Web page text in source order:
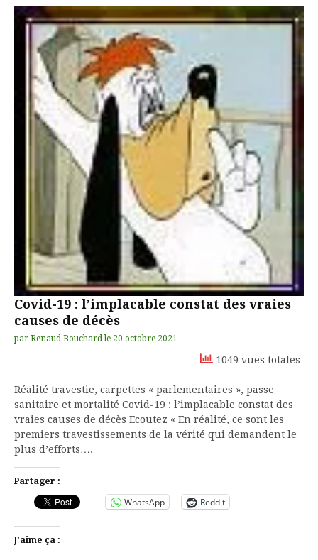
Covid-19 : l’implacable constat des vraies
causes de décès
par Renaud Bouchard le 20 octobre 2021
1049 vues totales
Réalité travestie, carpettes « parlementaires », passe
sanitaire et mortalité Covid-19 : l’implacable constat des
vraies causes de décès Ecoutez « En réalité, ce sont les
premiers travestissements de la vérité qui demandent le
plus d’efforts….
Partager :
WhatsApp Reddit
J’aime ça :